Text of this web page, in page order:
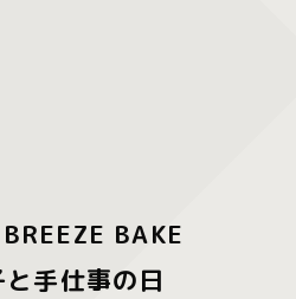
BAKE
手仕事の日